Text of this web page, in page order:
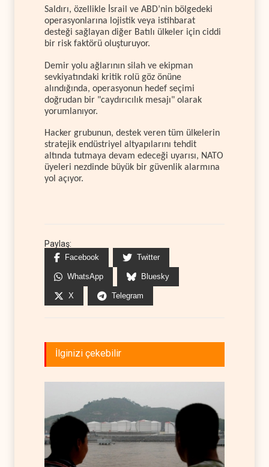
Saldırı, özellikle İsrail ve ABD’nin bölgedeki
operasyonlarına lojistik veya istihbarat
desteği sağlayan diğer Batılı ülkeler için ciddi
bir risk faktörü oluşturuyor.
Demir yolu ağlarının silah ve ekipman
sevkiyatındaki kritik rolü göz önüne
alındığında, operasyonun hedef seçimi
doğrudan bir "caydırıcılık mesajı" olarak
yorumlanıyor.
Hacker grubunun, destek veren tüm ülkelerin
stratejik endüstriyel altyapılarını tehdit
altında tutmaya devam edeceği uyarısı, NATO
üyeleri nezdinde büyük bir güvenlik alarmına
yol açıyor.
Paylaş:
Facebook Twitter
WhatsApp Bluesky
X Telegram
İlginizi çekebilir